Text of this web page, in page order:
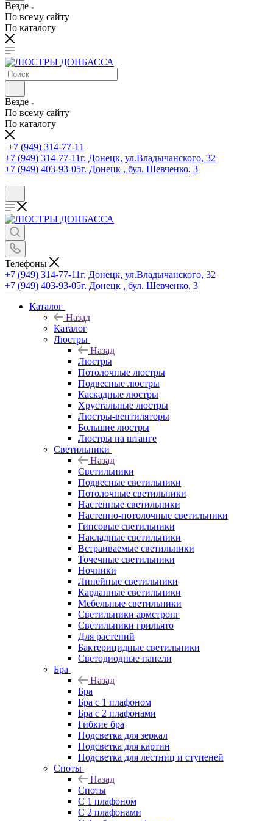
Везде
По всему сайту
По каталогу
Везде
По всему сайту
По каталогу
+7 (949) 314-77-11
+7 (949) 314-77-11г. Донецк, ул.Владычанского, 32
+7 (949) 403-93-05г. Донецк , бул. Шевченко, 3
Телефоны
+7 (949) 314-77-11г. Донецк, ул.Владычанского, 32
+7 (949) 403-93-05г. Донецк , бул. Шевченко, 3
Каталог
Назад
Каталог
Люстры
Назад
Люстры
Потолочные люстры
Подвесные люстры
Каскадные люстры
Хрустальные люстры
Люстры-вентиляторы
Большие люстры
Люстры на штанге
Светильники
Назад
Светильники
Подвесные светильники
Потолочные светильники
Настенные светильники
Настенно-потолочные светильники
Гипсовые светильники
Накладные светильники
Встраиваемые светильники
Точечные светильники
Ночники
Линейные светильники
Карданные светильники
Мебельные светильники
Светильники армстронг
Светильники грильято
Для растений
Бактерицидные светильники
Светодиодные панели
Бра
Назад
Бра
Бра с 1 плафоном
Бра с 2 плафонами
Гибкие бра
Подсветка для зеркал
Подсветка для картин
Подсветка для лестниц и ступеней
Споты
Назад
Споты
С 1 плафоном
С 2 плафонами